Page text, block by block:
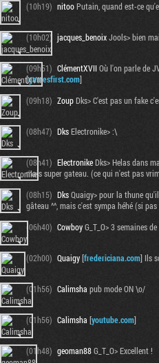
(10h19) nitooPutain, quand est-ce
(10h02) jacques_benoixJools> bien
(09h51) ClémentXVIIOù l'on parle de
[gamesfirst.com]
(09h18) ZoupDks> C'est pas un fake
(08h47) DksElectronike> :\
(08h41) ElectronikeDks> Helas dans
mais super gateau. (ce qui n'est pas
(08h15) DksQuaigy> pour la thune
gâteau ^^, mais c'est sympa héhé (si pas
(06h40) CowboyG_T_O> 3 semaines
(02h00) Quaigy[fredericiana.com] Ils
(01h56) Calimsha pub mode ON \o/
(01h56) Calimsha [youtube.com]
(01h48) geoman88G_T_O> Excellent !